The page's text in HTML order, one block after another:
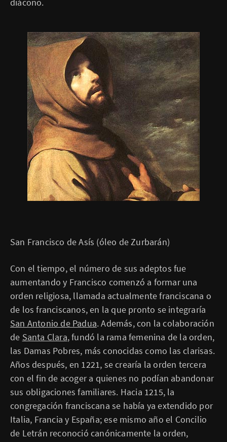
San Francisco de Asís (óleo de Zurbarán)
Con el tiempo, el número de sus adeptos fue
aumentando y Francisco comenzó a formar una
orden religiosa, llamada actualmente franciscana o
de los franciscanos, en la que pronto se integraría
San Antonio de Padua. Además, con la colaboración
de Santa Clara, fundó la rama femenina de la orden,
las Damas Pobres, más conocidas como las clarisas.
Años después, en 1221, se crearía la orden tercera
con el fin de acoger a quienes no podían abandonar
sus obligaciones familiares. Hacia 1215, la
congregación franciscana se había ya extendido por
Italia, Francia y España; ese mismo año el Concilio
de Letrán reconoció canónicamente la orden,